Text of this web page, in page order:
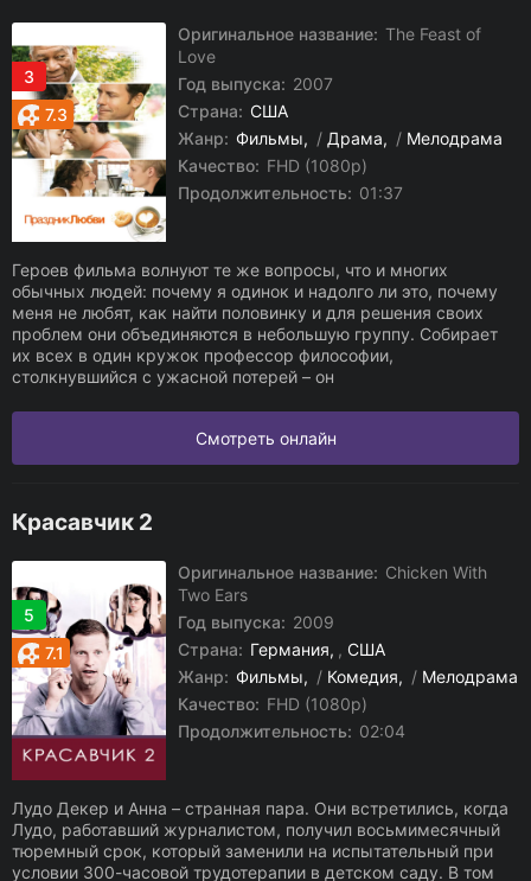
3
7.3
Оригинальное название: The Feast of
Love
Год выпуска: 2007
Страна: США
Жанр: Фильмы / Драма / Мелодрама
Качество: FHD (1080p)
Продолжительность: 01:37
Героев фильма волнуют те же вопросы, что и многих
обычных людей: почему я одинок и надолго ли это, почему
меня не любят, как найти половинку и для решения своих
проблем они объединяются в небольшую группу. Собирает
их всех в один кружок профессор философии,
столкнувшийся с ужасной потерей – он
Смотреть онлайн
Красавчик 2
5
7.1
Оригинальное название: Chicken With
Two Ears
Год выпуска: 2009
Страна: Германия , США
Жанр: Фильмы / Комедия / Мелодрама
Качество: FHD (1080p)
Продолжительность: 02:04
Лудо Декер и Анна – странная пара. Они встретились, когда
Лудо, работавший журналистом, получил восьмимесячный
тюремный срок, который заменили на испытательный при
условии 300-часовой трудотерапии в детском саду. В том